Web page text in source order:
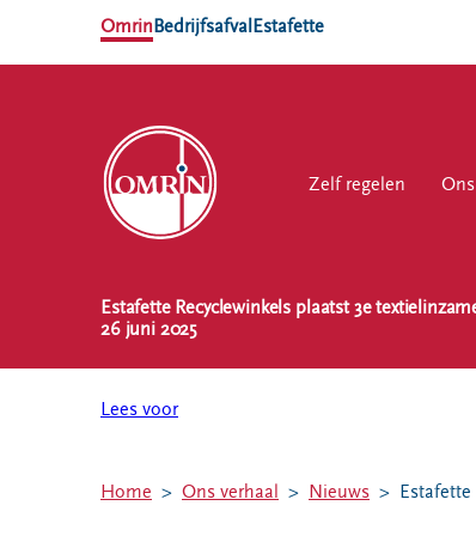
OmrinBedrijfsafval Estafette
Zelf regelen
Zelf regelen Ons verhaal
EN
Zelf regelen
Afvalkalender
Afval scheiden
Omrin
Contact
Klantenservice
SYP
Estafette Recyclewinkels plaatst 3e
26 juni 2025
Lees voor
Home Ons verhaal Nieuws Estafette